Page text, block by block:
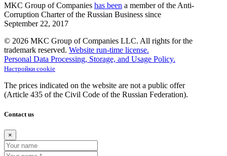
MKC Group of Companies has been a member of the Anti-
Corruption Charter of the Russian Business since
September 22, 2017
© 2026 MKC Group of Companies LLC. All rights for the
trademark reserved. Website run-time license.
Personal Data Processing, Storage, and Usage Policy.
Настройки cookie
The prices indicated on the website are not a public offer
(Article 435 of the Civil Code of the Russian Federation).
Contact us
×